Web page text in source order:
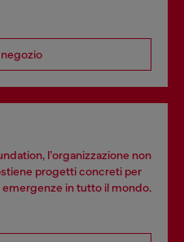
l’organizzazione non
progetti concreti per
in tutto il mondo.